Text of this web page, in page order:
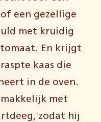
een gezellige
met kruidig
En krijgt
kaas die
in de oven.
met
zodat hij